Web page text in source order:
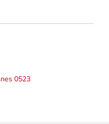
0523